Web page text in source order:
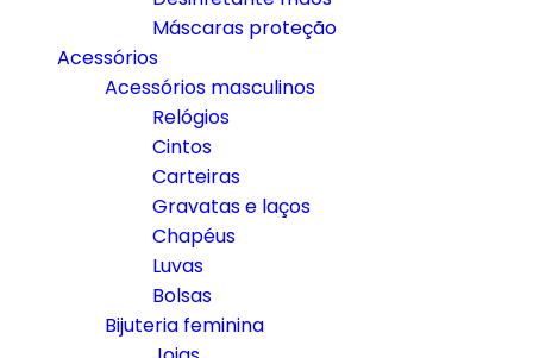
Máscaras proteção
Acessórios
Acessórios masculinos
Relógios
Cintos
Carteiras
Gravatas e laços
Chapéus
Luvas
Bolsas
Bijuteria feminina